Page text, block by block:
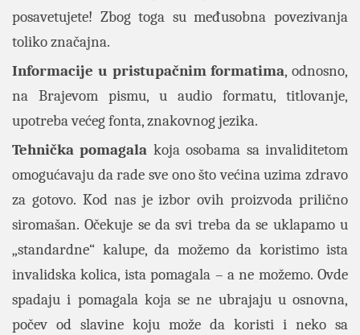
posavetujete! Zbog toga su međusobna povezivanja
toliko značajna.
Informacije u pristupačnim formatima, odnosno,
na Brajevom pismu, u audio formatu, titlovanje,
upotreba većeg fonta, znakovnog jezika.
Tehnička pomagala koja osobama sa invaliditetom
omogućavaju da rade sve ono što većina uzima zdravo
za gotovo. Kod nas je izbor ovih proizvoda prilično
siromašan. Očekuje se da svi treba da se uklapamo u
„standardne“ kalupe, da možemo da koristimo ista
invalidska kolica, ista pomagala – a ne možemo. Ovde
spadaju i pomagala koja se ne ubrajaju u osnovna,
počev od slavine koju može da koristi i neko sa